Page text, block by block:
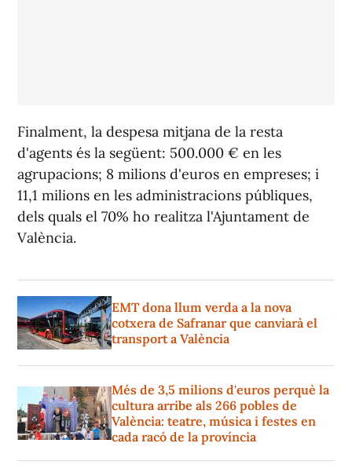
Finalment, la despesa mitjana de la resta
d'agents és la següent: 500.000 € en les
agrupacions; 8 milions d'euros en empreses; i
11,1 milions en les administracions públiques,
dels quals el 70% ho realitza l'Ajuntament de
València.
EMT dona llum verda a la nova
cotxera de Safranar que canviarà el
transport a València
Més de 3,5 milions d'euros perquè la
cultura arribe als 266 pobles de
València: teatre, música i festes en
cada racó de la província